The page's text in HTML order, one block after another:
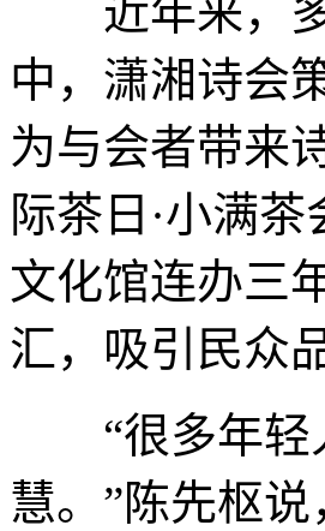
近年来，多
中，潇湘诗会
为与会者带来
际茶日·小满
文化馆连办三
汇，吸引民众
“很多年轻
慧。”陈先枢